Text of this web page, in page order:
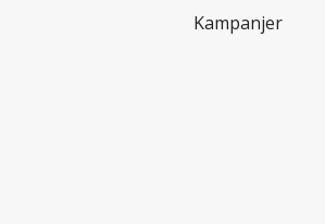
Kampanjer